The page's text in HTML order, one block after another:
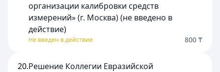
организации калибровки средств
измерений» (г. Москва) (не введено в
действие)
Не введен в действие 800 ₸
20.Решение Коллегии Евразийской